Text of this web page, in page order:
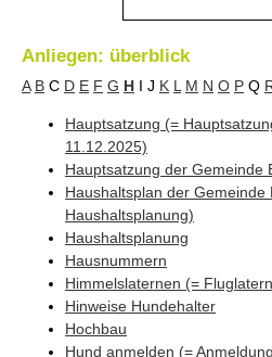
Anliegen: überblick
A B C D E F G H I J K L M N O P Q
Hauptsatzung (=
11.12.2025)
Hauptsatzung der Gemeinde
Haushaltsplan der Gemeinde
Haushaltsplanung)
Haushaltsplanung
Hausnummern
Himmelslaternen (=
Hinweise Hundehalter
Hochbau
Hund anmelden (=